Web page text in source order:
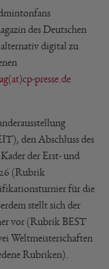
des Deutschen
digital zu
presse.de
den Abschluss des
der Erst- und
(Rubrik
für die
stellt sich der
vor (Rubrik BEST
Weltmeisterschaften
Rubriken).